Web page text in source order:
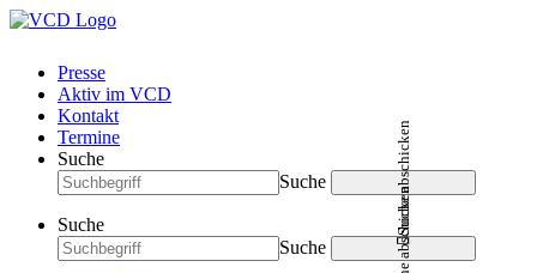
Presse
Aktiv im VCD
Kontakt
Termine
Suche
Suche
Suche abschicken
Suche
Suche
Suche abschicken